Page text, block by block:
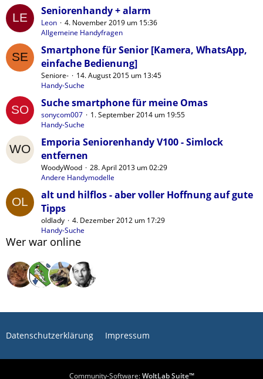
Seniorenhandy + alarm
Leon
4. November 2019 um 15:36
Allgemeine Handyfragen
Smartphone für Senior [Kamera, WhatsApp,
einfache Bedienung]
Seniore-
14. August 2015 um 13:45
Handy-Suche
Suche smartphone für meine Omas
sonycom007
1. September 2014 um 19:55
Handy-Suche
Emporia Seniorenhandy V100 - Simlock
entfernen
WoodyWood
28. April 2013 um 02:29
Andere Handymodelle
alt und hilflos - aber voller Hoffnung auf gute
Tipps
oldlady
4. Dezember 2012 um 17:29
Handy-Suche
Wer war online
Datenschutzerklärung Impressum
Community-Software:WoltLab Suite™